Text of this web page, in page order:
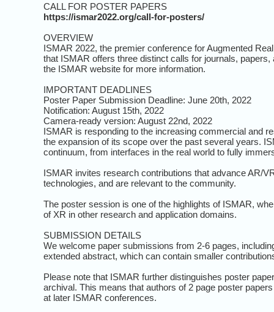
CALL FOR POSTER PAPERS
https://ismar2022.org/call-for-posters/
OVERVIEW
ISMAR 2022, the premier conference for Augmented
that ISMAR offers three distinct calls for journals,
the ISMAR website for more information.
IMPORTANT DEADLINES
Poster Paper Submission Deadline: June 20th, 2022
Notification: August 15th, 2022
Camera-ready version: August 22nd, 2022
ISMAR is responding to the increasing commercial and
the expansion of its scope over the past several years.
continuum, from interfaces in the real world to fully
ISMAR invites research contributions that advance AR/
technologies, and are relevant to the community.
The poster session is one of the highlights of ISMAR,
of XR in other research and application domains.
SUBMISSION DETAILS
We welcome paper submissions from 2-6 pages,
extended abstract, which can contain smaller
Please note that ISMAR further distinguishes poster
archival. This means that authors of 2 page poster
at later ISMAR conferences.